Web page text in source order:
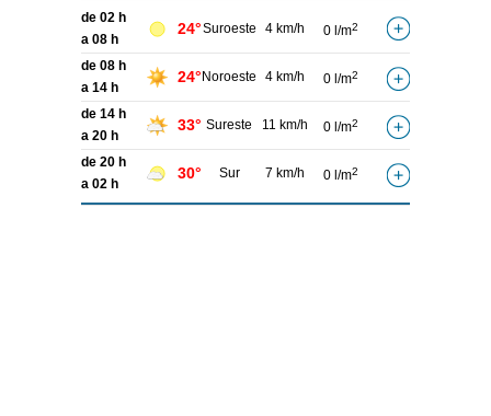
de 02 h
a 08 h
24°Suroeste 4 km/h 0 l/m2
de 08 h
a 14 h
24° Noroeste 4 km/h 0 l/m2
de 14 h
a 20 h
33° Sureste 11 km/h 0 l/m2
de 20 h
a 02 h
30° Sur 7 km/h 0 l/m2